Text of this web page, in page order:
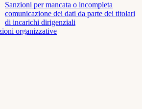
Sanzioni per mancata o incompleta
comunicazione dei dati da parte dei titolari
di incarichi dirigenziali
organizzative